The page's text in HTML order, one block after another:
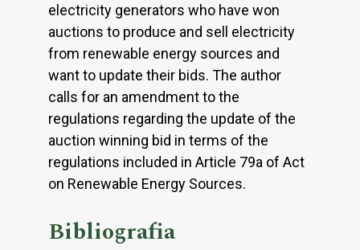
electricity generators who have won
auctions to produce and sell electricity
from renewable energy sources and
want to update their bids. The author
calls for an amendment to the
regulations regarding the update of the
auction winning bid in terms of the
regulations included in Article 79a of Act
on Renewable Energy Sources.
Bibliografia